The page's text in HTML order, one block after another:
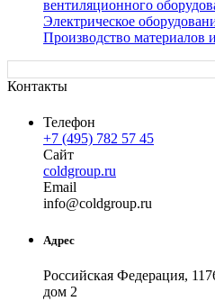
вентиляционного
Электрическое
Производство материалов
Контакты
Телефон
+7 (495) 782 57 45
Сайт
coldgroup.ru
Email
info@coldgroup.ru
Адрес
Российская Федерация,
дом 2